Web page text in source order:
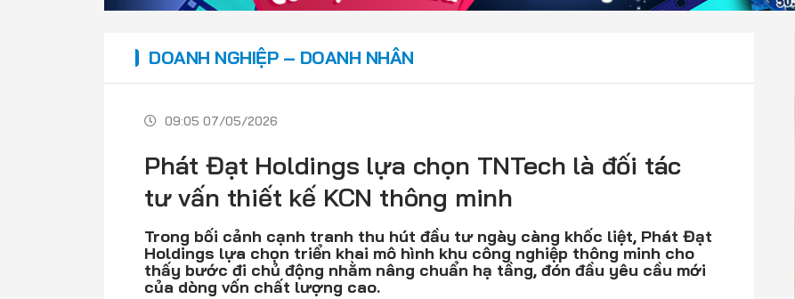
DOANH NGHIỆP – DOANH NHÂN
09:05 07/05/2026
Phát Đạt Holdings lựa chọn TNTech là đối tác
tư vấn thiết kế KCN thông minh
Trong bối cảnh cạnh tranh thu hút đầu tư ngày càng khốc liệt, Phát Đạt
Holdings lựa chọn triển khai mô hình khu công nghiệp thông minh cho
thấy bước đi chủ động nhằm nâng chuẩn hạ tầng, đón đầu yêu cầu mới
của dòng vốn chất lượng cao.